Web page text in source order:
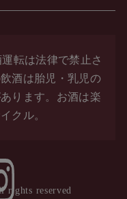
転は法律で禁止さ
酒は胎児・乳児の
ります。お酒は楽
クル。
rights reserved